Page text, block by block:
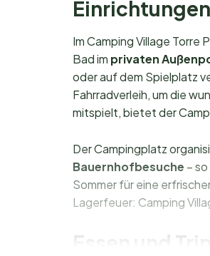
Im Camping Village Torre
Bad im privaten
oder auf dem Spielplatz
Fahrradverleih, um die
mitspielt, bietet der
Der Campingplatz
Bauernhofbesuche –
Sommer für eine
Lagerfeuer: Camping
Essen und